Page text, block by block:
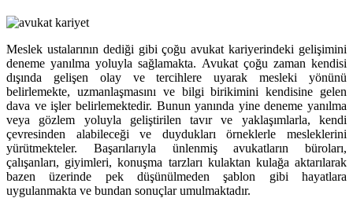
Meslek ustalarının dediği gibi çoğu avukat kariyerindeki gelişimini
deneme yanılma yoluyla sağlamakta. Avukat çoğu zaman kendisi
dışında gelişen olay ve tercihlere uyarak mesleki yönünü
belirlemekte, uzmanlaşmasını ve bilgi birikimini kendisine gelen
dava ve işler belirlemektedir. Bunun yanında yine deneme yanılma
veya gözlem yoluyla geliştirilen tavır ve yaklaşımlarla, kendi
çevresinden alabileceği ve duydukları örneklerle mesleklerini
yürütmekteler. Başarılarıyla ünlenmiş avukatların büroları,
çalışanları, giyimleri, konuşma tarzları kulaktan kulağa aktarılarak
bazen üzerinde pek düşünülmeden şablon gibi hayatlara
uygulanmakta ve bundan sonuçlar umulmaktadır.